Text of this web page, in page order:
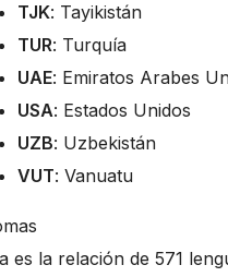
TJK: Tayikistán
TUR: Turquía
UAE: Emiratos Arabes
USA: Estados Unidos
UZB: Uzbekistán
VUT: Vanuatu
es la relación de 571